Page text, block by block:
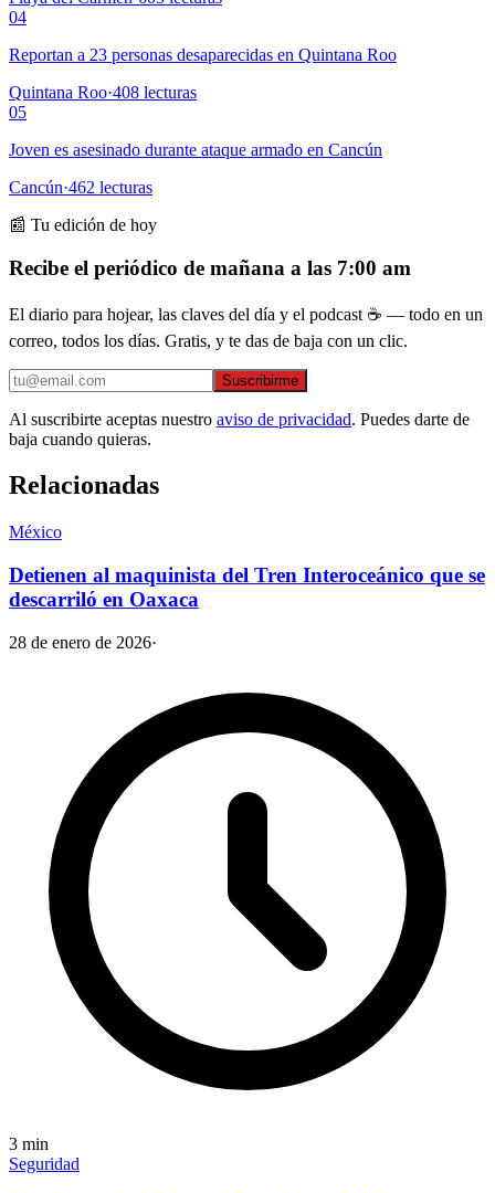
04
Reportan a 23 personas desaparecidas en Quintana Roo
Quintana Roo·408 lecturas
05
Joven es asesinado durante ataque armado en Cancún
Cancún·462 lecturas
📰 Tu edición de hoy
Recibe el periódico de mañana a las 7:00 am
El diario para hojear, las claves del día y el podcast ☕ — todo en un
correo, todos los días. Gratis, y te das de baja con un clic.
Suscribirme
Al suscribirte aceptas nuestro aviso de privacidad. Puedes darte de
baja cuando quieras.
Relacionadas
México
Detienen al maquinista del Tren Interoceánico que se
descarriló en Oaxaca
28 de enero de 2026·
3 min
Seguridad